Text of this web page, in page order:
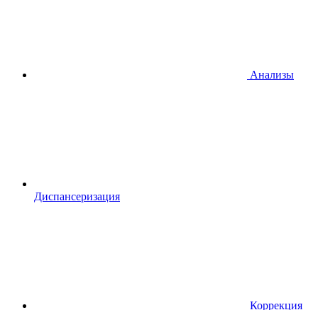
Анализы
Диспансеризация
Коррекция